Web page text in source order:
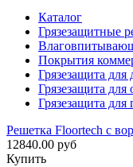
Каталог
Грязезащитные
Покрытия
Грязезащита для
Грязезащита для
Грязезащита для
Решетка Floortech с
12840.00 руб
Купить